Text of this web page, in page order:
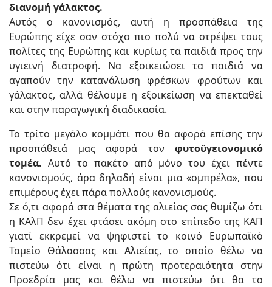
διανομή γάλακτος.
Αυτός ο κανονισμός, αυτή η προσπάθεια της
Ευρώπης είχε σαν στόχο πιο πολύ να στρέψει τους
πολίτες της Ευρώπης και κυρίως τα παιδιά προς την
υγιεινή διατροφή. Να εξοικειώσει τα παιδιά να
αγαπούν την κατανάλωση φρέσκων φρούτων και
γάλακτος, αλλά θέλουμε η εξοικείωση να επεκταθεί
και στην παραγωγική διαδικασία.
Το τρίτο μεγάλο κομμάτι που θα αφορά επίσης την
προσπάθειά μας αφορά τον φυτοϋγειονομικό
τομέα. Αυτό το πακέτο από μόνο του έχει πέντε
κανονισμούς, άρα δηλαδή είναι μια «ομπρέλα», που
επιμέρους έχει πάρα πολλούς κανονισμούς.
Σε ό,τι αφορά στα θέματα της αλιείας σας θυμίζω ότι
η ΚΑλΠ δεν έχει φτάσει ακόμη στο επίπεδο της ΚΑΠ
γιατί εκκρεμεί να ψηφιστεί το κοινό Ευρωπαϊκό
Ταμείο Θάλασσας και Αλιείας, το οποίο θέλω να
πιστεύω ότι είναι η πρώτη προτεραιότητα στην
Προεδρία μας και θέλω να πιστεύω ότι θα το